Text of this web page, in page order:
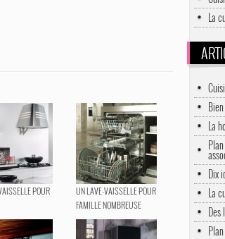
POUR
UN LAVE-VAISSELLE POUR
FAMILLE NOMBREUSE
La
La
Dix
La